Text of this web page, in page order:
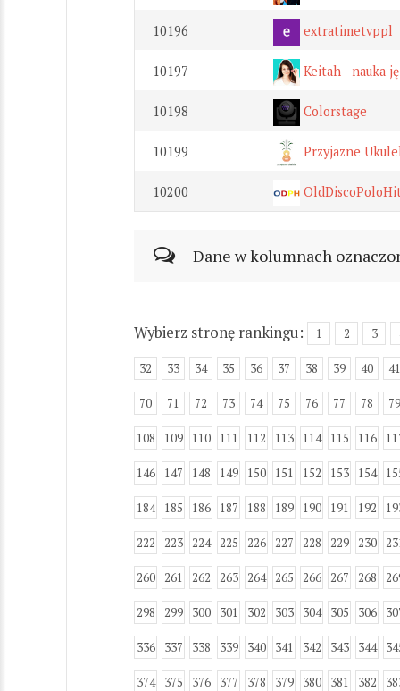
10196 extratimetvppl
10197 Keitah - nauka
10198 Colorstage
10199 Przyjazne
10200
Dane w kolumnach
Wybierz stronę rankingu: 1 2 3
32 33 34 35 36 37 38 39 40 41
70 71 72 73 74 75 76 77 78 79
108 109 110 111 112 113 114 115 116
146 147 148 149 150 151 152 153 154
184 185 186 187 188 189 190 191 192
222 223 224 225 226 227 228 229 230
260 261 262 263 264 265 266 267 268
298 299 300 301 302 303 304 305 306
336 337 338 339 340 341 342 343 344
374 375 376 377 378 379 380 381 382